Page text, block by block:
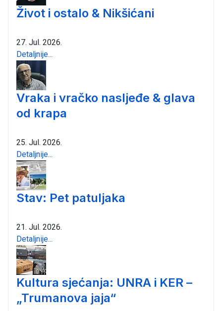
Život i ostalo & Nikšićani
27. Jul. 2026.
Detaljnije...
Vraka i vračko nasljeđe & glava
od krapa
25. Jul. 2026.
Detaljnije...
Stav: Pet patuljaka
21. Jul. 2026.
Detaljnije...
Kultura sjećanja: UNRA i KER –
„Trumanova jaja“